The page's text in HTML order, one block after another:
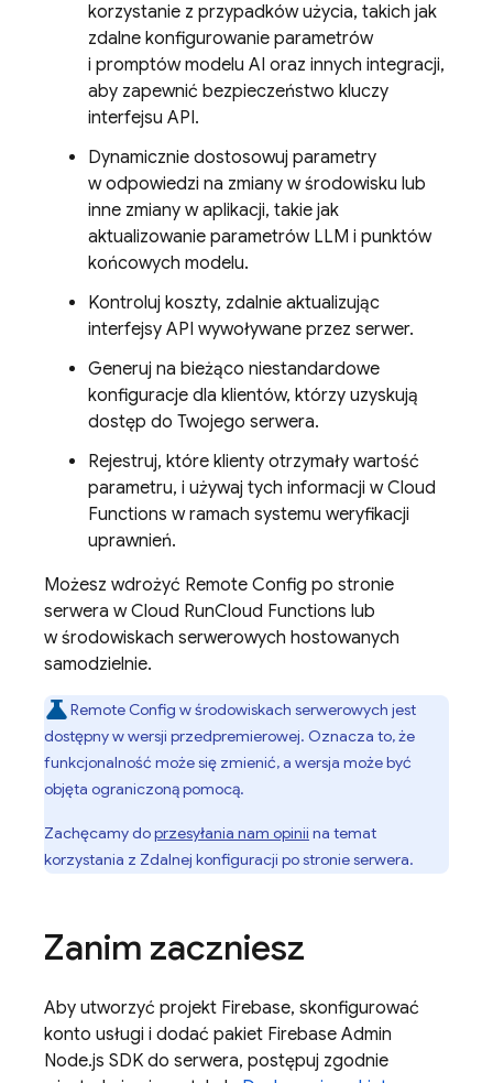
korzystanie z przypadków użycia, takich jak
zdalne konfigurowanie parametrów
i promptów modelu AI oraz innych integracji,
aby zapewnić bezpieczeństwo kluczy
interfejsu API.
Dynamicznie dostosowuj parametry
w odpowiedzi na zmiany w środowisku lub
inne zmiany w aplikacji, takie jak
aktualizowanie parametrów LLM i punktów
końcowych modelu.
Kontroluj koszty, zdalnie aktualizując
interfejsy API wywoływane przez serwer.
Generuj na bieżąco niestandardowe
konfiguracje dla klientów, którzy uzyskują
dostęp do Twojego serwera.
Rejestruj, które klienty otrzymały wartość
parametru, i używaj tych informacji wCloud
Functions w ramach systemu weryfikacji
uprawnień.
Możesz wdrożyć Remote Config po stronie
serwera w Cloud RunCloud Functions lub
w środowiskach serwerowych hostowanych
samodzielnie.
Remote Config w środowiskach serwerowych jest
dostępny w wersji przedpremierowej. Oznacza to, że
funkcjonalność może się zmienić, a wersja może być
objęta ograniczoną pomocą.
Zachęcamy doprzesyłania nam opinii na temat
korzystania z Zdalnej konfiguracji po stronie serwera.
Zanim zaczniesz
Aby utworzyć projekt Firebase, skonfigurować
konto usługi i dodać pakiet Firebase Admin
Node.js SDK do serwera, postępuj zgodnie